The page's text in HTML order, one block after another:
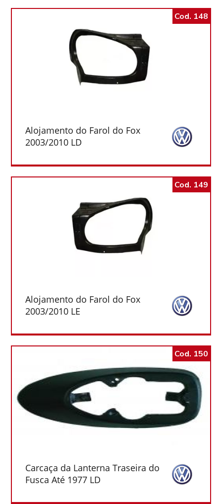
Cod. 148
Alojamento do Farol do Fox
2003/2010 LD
Cod. 149
Alojamento do Farol do Fox
2003/2010 LE
Cod. 150
Carcaça da Lanterna Traseira do
Fusca Até 1977 LD